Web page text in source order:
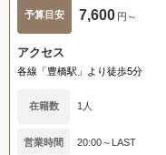
予算目安 7,600 円～
アクセス
各線「豊橋駅」より徒歩5分
在籍数 1人
営業時間 20:00～LAST